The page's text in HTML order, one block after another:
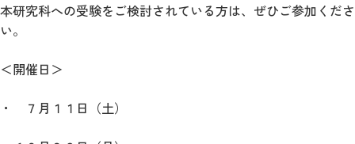
本研究科への受験をご検討されている方は、ぜひご参加くださ
い。
＜開催日＞
・ ７月１１日（土）